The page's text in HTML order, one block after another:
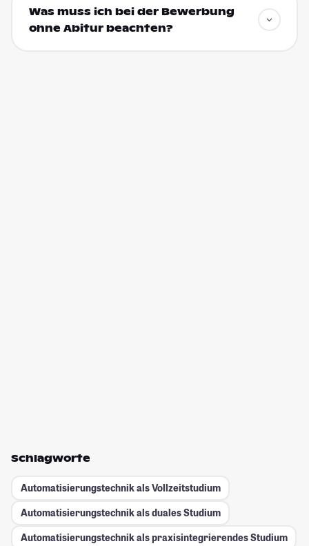
Was muss ich bei der Bewerbung
ohne Abitur beachten?
Schlagworte
Automatisierungstechnik als Vollzeitstudium
Automatisierungstechnik als duales Studium
Automatisierungstechnik als praxisintegrierendes Studium